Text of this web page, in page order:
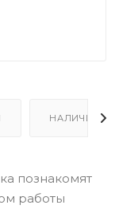
НАЛИЧИЕ
познакомят
работы